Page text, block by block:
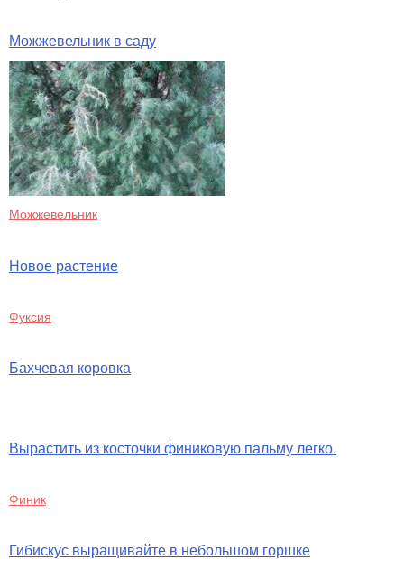
Можжевельник в саду
Можжевельник
Новое растение
Фуксия
Бахчевая коровка
Вырастить из косточки финиковую пальму легко.
Финик
Гибискус выращивайте в небольшом горшке